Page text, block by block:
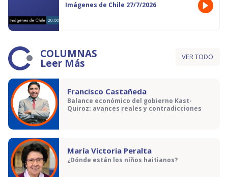
Imágenes de Chile 27/7/2026
COLUMNAS
Leer Más VER TODO
Francisco Castañeda
Balance económico del gobierno Kast-
Quiroz: avances reales y contradicciones
María Victoria Peralta
¿Dónde están los niños haitianos?